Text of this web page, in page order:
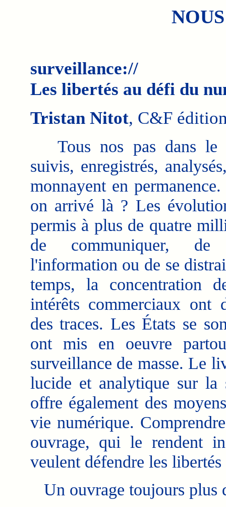
surveillance://
Les libertés au défi du
Tristan Nitot, C&F
Tous nos pas dans le
suivis, enregistrés,
monnayent en
on arrivé là ? Les
permis à plus de quatre
de communiquer, de
l'information ou de se
temps, la concentration
intérêts commerciaux ont
des traces. Les États se
ont mis en oeuvre
surveillance de masse. Le
lucide et analytique sur
offre également des
vie numérique.
ouvrage, qui le rendent
veulent défendre les
Un ouvrage toujours plus